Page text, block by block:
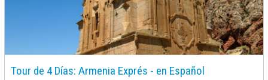
Tour de 4 Días: Armenia Exprés - en Español